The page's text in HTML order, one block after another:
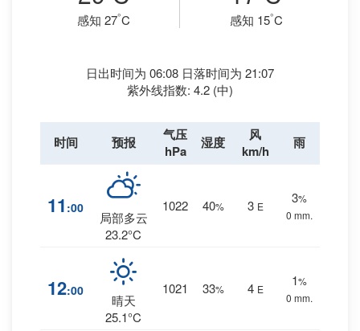
感知 27°C 感知 15°C
日出时间为 06:08 日落时间为 21:07
紫外线指数: 4.2 (中)
时间 预报
气压
hPa
湿度
风
km/h
雨
11 :00
局部多云
23.2°C
1022 40% 3 E
3%
0 mm.
12:00
晴天
25.1°C
1021 33% 4 E
1%
0 mm.